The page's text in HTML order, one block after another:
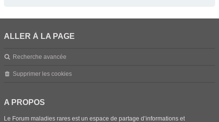
ALLER À LA PAGE
Recherche avancée
Supprimer les cookies
A PROPOS
Le Forum maladies rares est un espace de partage d’informations et